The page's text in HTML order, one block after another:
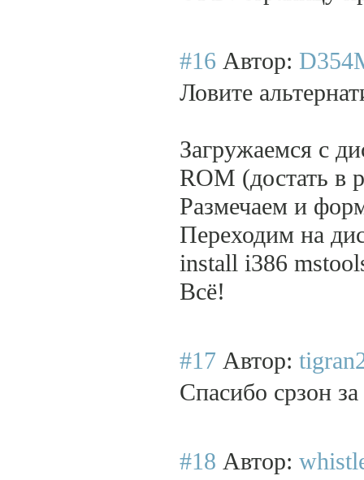
#16 Автор:
Ловите
Загружаемся с
ROM (достать в
Размечаем и
Переходим на
install i386
Всё!
#17 Автор:
Спасибо срзон за
#18 Автор: